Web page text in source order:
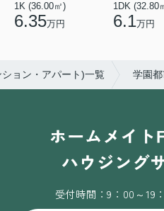
1K (36.00㎡)
6.35万円
1DK (32.80
6.1万円
ョン・アパート)一覧 学園
受付時間：9：00～19